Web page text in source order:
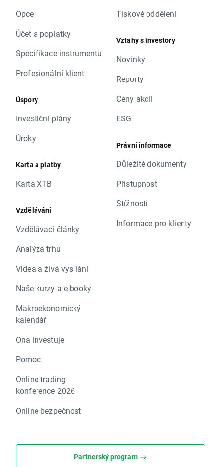
Opce
Účet a poplatky
Specifikace instrumentů
Profesionální klient
Úspory
Investiční plány
Úroky
Karta a platby
Karta XTB
Vzdělávání
Vzdělávací články
Analýza trhu
Videa a živá vysílání
Naše kurzy a e-booky
Makroekonomický
kalendář
Ona investuje
Pomoc
Online trading
konference 2026
Online bezpečnost
Tiskové oddělení
Vztahy s investory
Novinky
Reporty
Ceny akcií
ESG
Právní informace
Důležité dokumenty
Přístupnost
Stížnosti
Informace pro klienty
Partnerský program